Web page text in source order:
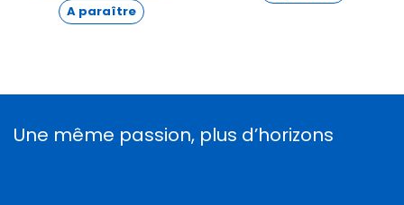
A paraître
Une même passion, plus d’horizons